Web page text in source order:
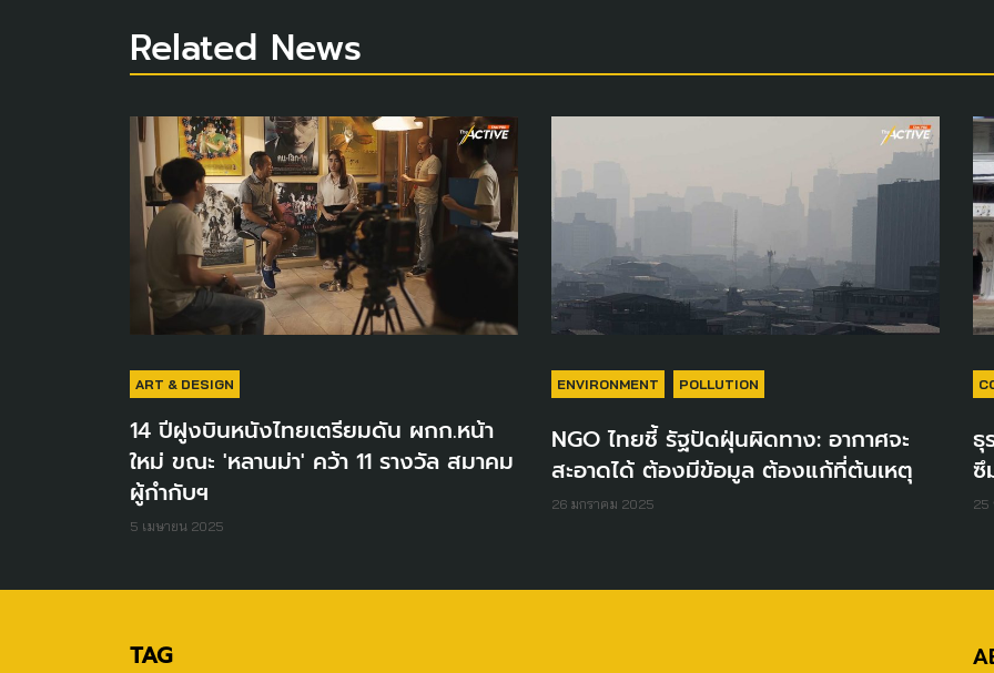
Related News
ART & DESIGN
14 ปีฝูงบินหนังไทยเตรียมดัน ผกก.หน้า
ใหม่ ขณะ 'หลานม่า' คว้า 11 รางวัล สมาคม
ผู้กำกับฯ
5 เมษายน 2025
ENVIRONMENT POLLUTION
NGO ไทยชี้ รัฐปัดฝุ่นผิดทาง: อากาศจะ
สะอาดได้ ต้องมีข้อมูล ต้องแก้ที่ต้นเหตุ
26 มกราคม 2025
ธุ
ซึ
25
TAG